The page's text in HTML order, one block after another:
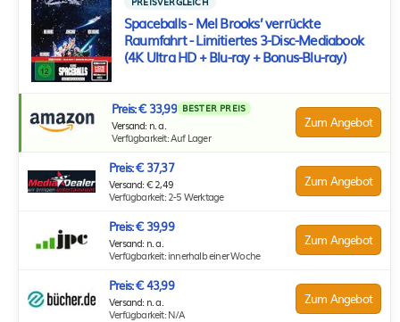
Spaceballs - Mel Brooks’ verrückte
Raumfahrt - Limitiertes 3-Disc-Mediabook
(4K Ultra HD + Blu-ray + Bonus-Blu-ray)
Preis: € 33,99 BESTER PREIS
Versand: n. a.
Verfügbarkeit: Auf Lager
Zum Angebot
Preis: € 37,37
Versand: € 2,49
Verfügbarkeit: 2-5 Werktage
Zum Angebot
Preis: € 39,99
Versand: n. a.
Verfügbarkeit: innerhalb einer Woche
Zum Angebot
Preis: € 43,99
Versand: n. a.
Verfügbarkeit: N/A
Zum Angebot